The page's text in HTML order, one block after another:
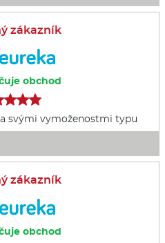
zákazník
obchod
svými vymoženostmi typu
zákazník
obchod